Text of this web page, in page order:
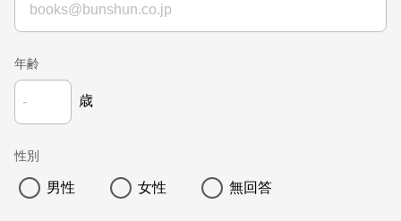
年齢
歳
性別
男性 女性 無回答